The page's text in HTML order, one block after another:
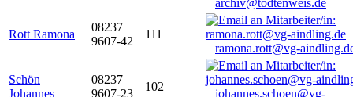
archiv@todtenweis.de
Rott Ramona
08237
9607-42
111
ramona.rott@vg-
Schön
Johannes
08237
9607-23
102
johannes.schoen@vg-